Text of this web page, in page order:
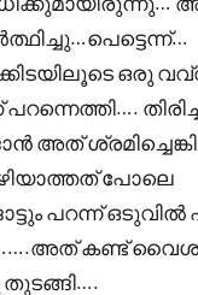
ഒരു
അത്
പോലെ
പറന്ന് ഒടുവിൽ
കണ്ട്